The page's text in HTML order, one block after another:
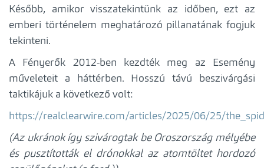
Később, amikor visszatekintünk az időben, ezt az
emberi történelem meghatározó pillanatának fogjuk
tekinteni.
A Fényerők 2012-ben kezdték meg az Esemény
műveleteit a háttérben. Hosszú távú beszivárgási
taktikájuk a következő volt:
https://realclearwire.com/articles/2025/06/25/
(Az ukránok így szivárogtak be Oroszország mélyébe
és pusztították el drónokkal az atomtöltet hordozó